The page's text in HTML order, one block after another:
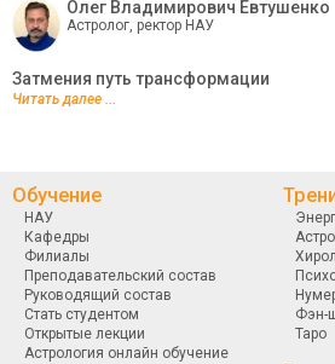
Олег Владимирович Евтушенко
Астролог, ректор НАУ
Затмения путь трансформации
Читать далее ...
Обучение
НАУ
Кафедры
Филиалы
Преподавательский состав
Руководящий состав
Стать студентом
Открытые лекции
Астрология онлайн обучение
Фэн-
Таро